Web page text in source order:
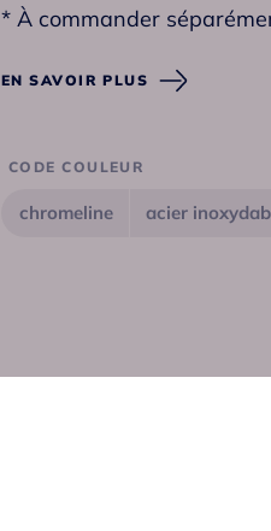
* À commander
EN SAVOIR PLUS
CODE COULEUR
chromeline acier